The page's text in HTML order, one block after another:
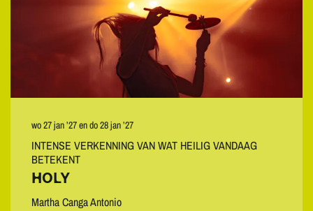
HOLY
Martha Canga Antonio
INTENSE VERKENNING VAN WAT HEILIG VANDAAG
BETEKENT
wo 27 jan ’27endo 28 jan ’27